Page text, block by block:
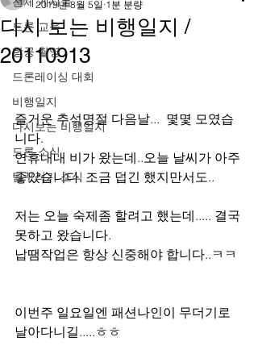
드론 교육
항공 촬영
드론레이싱 대회
비행일지
다시보는 비행일지
드론 소식
팀꾸러기 소식
다시 보는 비행일지 /
20110913
2019년 8월 5일 1분 분량
즐거운 추석명절 다음날...  몇몇 모였습
니다.
연휴내내 비가 왔는데..오늘 날씨가 아주
좋았습니다. 조금 덥긴 했지만서도..
저는 오늘 숙제좀 할려고 했는데..... 결국
못하고 왔습니다.
납땜작업은 항상 신중해야 합니다..ㅋㅋ
이번주 일요일엔 패션나인이 무더기로
날아다니길.....ㅎㅎ